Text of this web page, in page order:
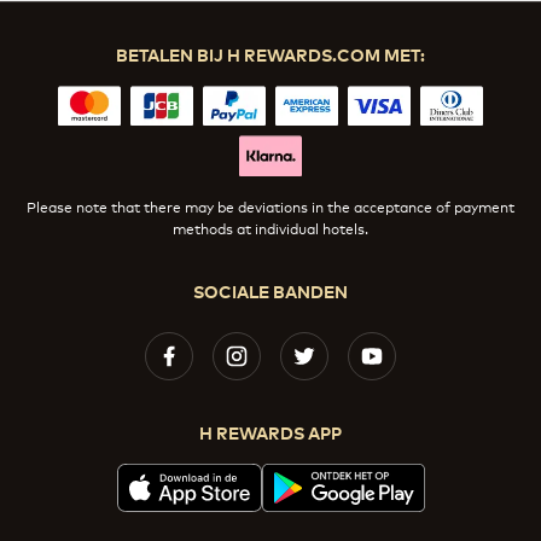
SOCIALE BANDEN
H REWARDS APP
BETALEN BIJ H REWARDS.COM MET:
Please note that there may be deviations in the acceptance of payment
methods at individual hotels.